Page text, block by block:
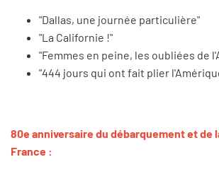
"Dallas, une journée particulière"
"La Californie !"
"Femmes en peine, les oubliées de
"444 jours qui ont fait plier
80e anniversaire du débarquement et de
France :